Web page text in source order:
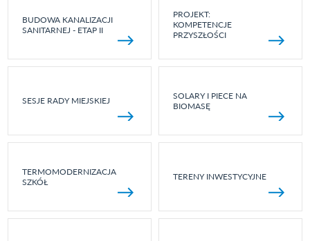
BUDOWA KANALIZACJI
SANITARNEJ - ETAP II
PROJEKT:
KOMPETENCJE
PRZYSZŁOŚCI
SESJE RADY MIEJSKIEJ
SOLARY I PIECE NA
BIOMASĘ
TERMOMODERNIZACJA
SZKÓŁ
TERENY INWESTYCYJNE